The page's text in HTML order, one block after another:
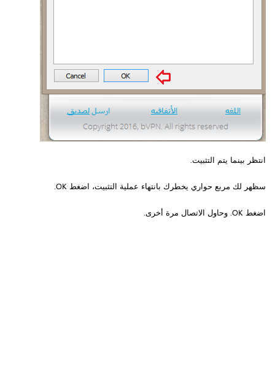
انتظر بينما يتم التثبيت.
سظهر لك مربع حواري يخطرك بانتهاء عملية التثبيت، اضغط OK.
اضغط OK. وحاول الاتصال مرة أخرى.